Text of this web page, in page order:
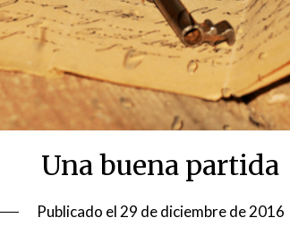
Una buena partida
Publicado el 29 de diciembre de 2016